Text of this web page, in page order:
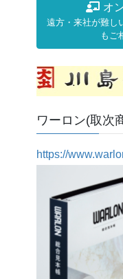
オ
遠方・来社が難し
もご
ワーロン(取次
https://